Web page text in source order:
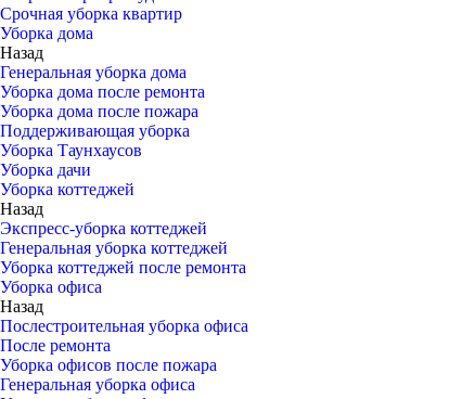
Срочная уборка квартир
Уборка дома
Назад
Генеральная уборка дома
Уборка дома после ремонта
Уборка дома после пожара
Поддерживающая уборка
Уборка Таунхаусов
Уборка дачи
Уборка коттеджей
Назад
Экспресс-уборка коттеджей
Генеральная уборка коттеджей
Уборка коттеджей после ремонта
Уборка офиса
Назад
Послестроительная уборка офиса
После ремонта
Уборка офисов после пожара
Генеральная уборка офиса